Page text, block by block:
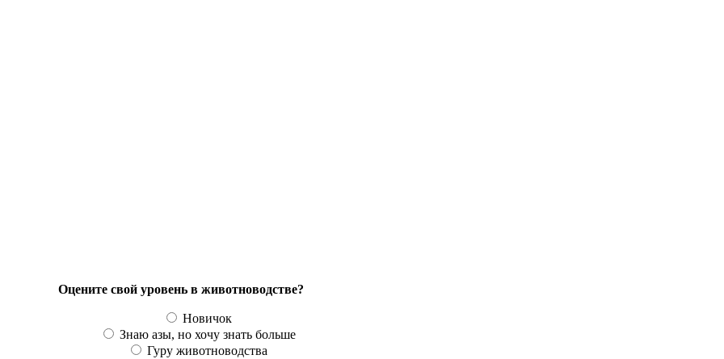
Оцените свой уровень в животноводстве?
Новичок
Знаю азы, но хочу знать больше
Гуру животноводства